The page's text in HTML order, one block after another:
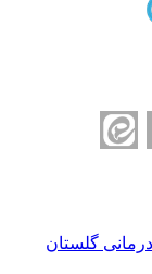
گلستان